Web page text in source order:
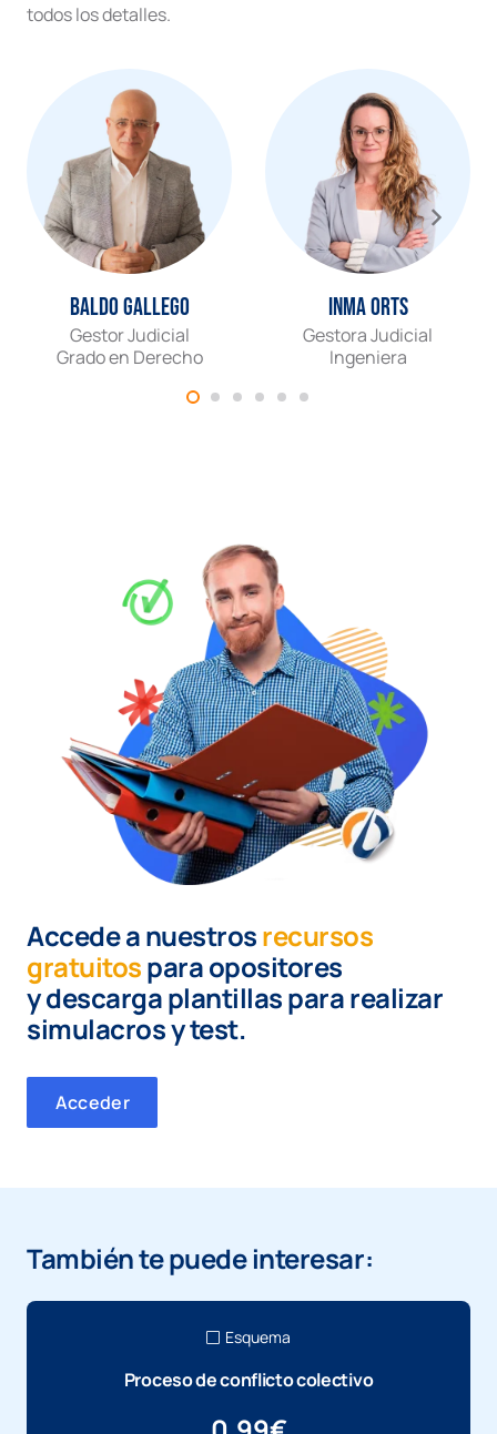
todos los detalles.
Baldo Gallego
Gestor Judicial
Grado en Derecho
Inma Orts
Gestora Judicial
Ingeniera
Accede a nuestrosrecursos
gratuitospara opositores
ydescarga plantillas para realizar
simulacros y test.
Acceder
También te puede interesar:
Esquema
Proceso de conflicto colectivo